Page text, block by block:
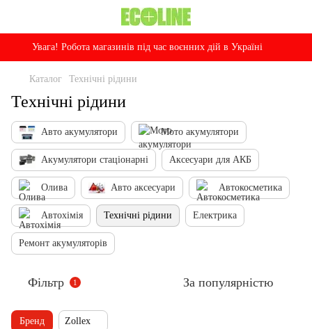
Увага! Робота магазинів під час воєнних дій в Україні
Каталог Технічні рідини
Технічні рідини
Авто акумулятори Мото акумулятори
Акумулятори стаціонарні Аксесуари для АКБ
Олива Авто аксесуари Автокосметика
Автохімія Технічні рідини Електрика
Ремонт акумуляторів
Фільтр 1 За популярністю
Бренд Zollex